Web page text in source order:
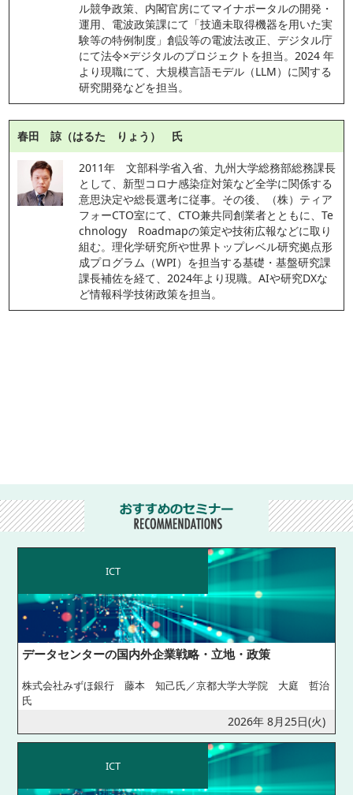
ル競争政策、内閣官房にてマイナポータルの開発・
運用、電波政策課にて「技適未取得機器を用いた実
験等の特例制度」創設等の電波法改正、デジタル庁
にて法令×デジタルのプロジェクトを担当。2024 年
より現職にて、大規模言語モデル（LLM）に関する
研究開発などを担当。
春田 諒（はるた りょう） 氏
2011年　文部科学省入省、九州大学総務部総務課長
として、新型コロナ感染症対策など全学に関係する
意思決定や総長選考に従事。その後、（株）ティア
フォーCTO室にて、CTO兼共同創業者とともに、Te
chnology　Roadmapの策定や技術広報などに取り
組む。理化学研究所や世界トップレベル研究拠点形
成プログラム（WPI）を担当する基礎・基盤研究課
課長補佐を経て、2024年より現職。AIや研究DXな
ど情報科学技術政策を担当。
ICT
データセンターの国内外企業戦略・立地・政策
株式会社みずほ銀行 藤本 知己氏／京都大学大学院 大庭 哲治
氏
2026年 8月25日(火)
ICT